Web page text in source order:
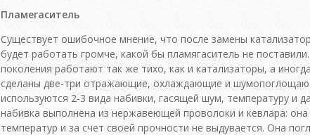
Пламегаситель
Существует ошибочное мнение, что после замены
будет работать громче, какой бы пламягаситель не
поколения работают так же тихо, как и катализаторы, а
сделаны две-три отражающие, охлаждающие и
используются 2-3 вида набивки, гасящей шум, температуру и
набивка выполнена из нержавеющей проволоки и кевлара:
температур и за счет своей прочности не выдувается. Она